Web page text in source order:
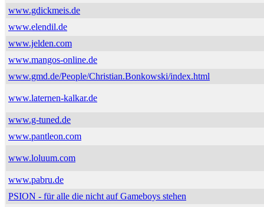
www.gdickmeis.de
www.elendil.de
www.jelden.com
www.mangos-online.de
www.gmd.de/People/Christian.Bonkowski/index.html
www.laternen-kalkar.de
www.g-tuned.de
www.pantleon.com
www.loluum.com
www.pabru.de
PSION - für alle die nicht auf Gameboys stehen